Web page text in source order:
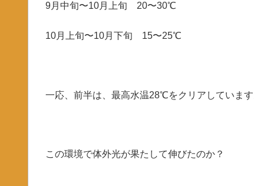
9月中旬〜10月上旬 20〜30℃
10月上旬〜10月下旬 15〜25℃
一応、前半は、最高水温28℃をクリアしています
この環境で体外光が果たして伸びたのか？